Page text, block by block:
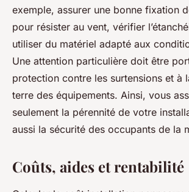
exemple, assurer une bonne fixation
pour résister au vent, vérifier
utiliser du matériel adapté aux
Une attention particulière doit être
protection contre les surtensions et à
terre des équipements. Ainsi, vous
seulement la pérennité de votre
aussi la sécurité des occupants de la
Coûts, aides et rentabilité